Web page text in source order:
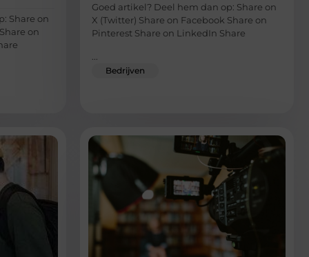
Share on
on
Goed artikel? Deel hem dan op: Share on
X (Twitter) Share on Facebook Share on
Pinterest Share on LinkedIn Share
Bedrijven